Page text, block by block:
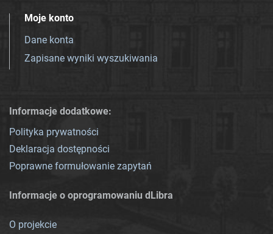
Moje konto
Dane konta
Zapisane wyniki wyszukiwania
Informacje dodatkowe:
Polityka prywatności
Deklaracja dostępności
Poprawne formułowanie zapytań
Informacje o oprogramowaniu dLibra
O projekcie